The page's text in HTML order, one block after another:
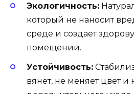
Экологичность:
который не наносит
среде и создает
помещении.
Устойчивость:
вянет, не меняет цвет и